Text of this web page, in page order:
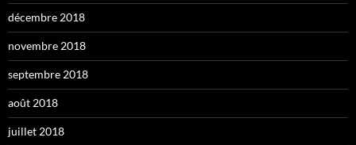
décembre 2018
novembre 2018
septembre 2018
août 2018
juillet 2018